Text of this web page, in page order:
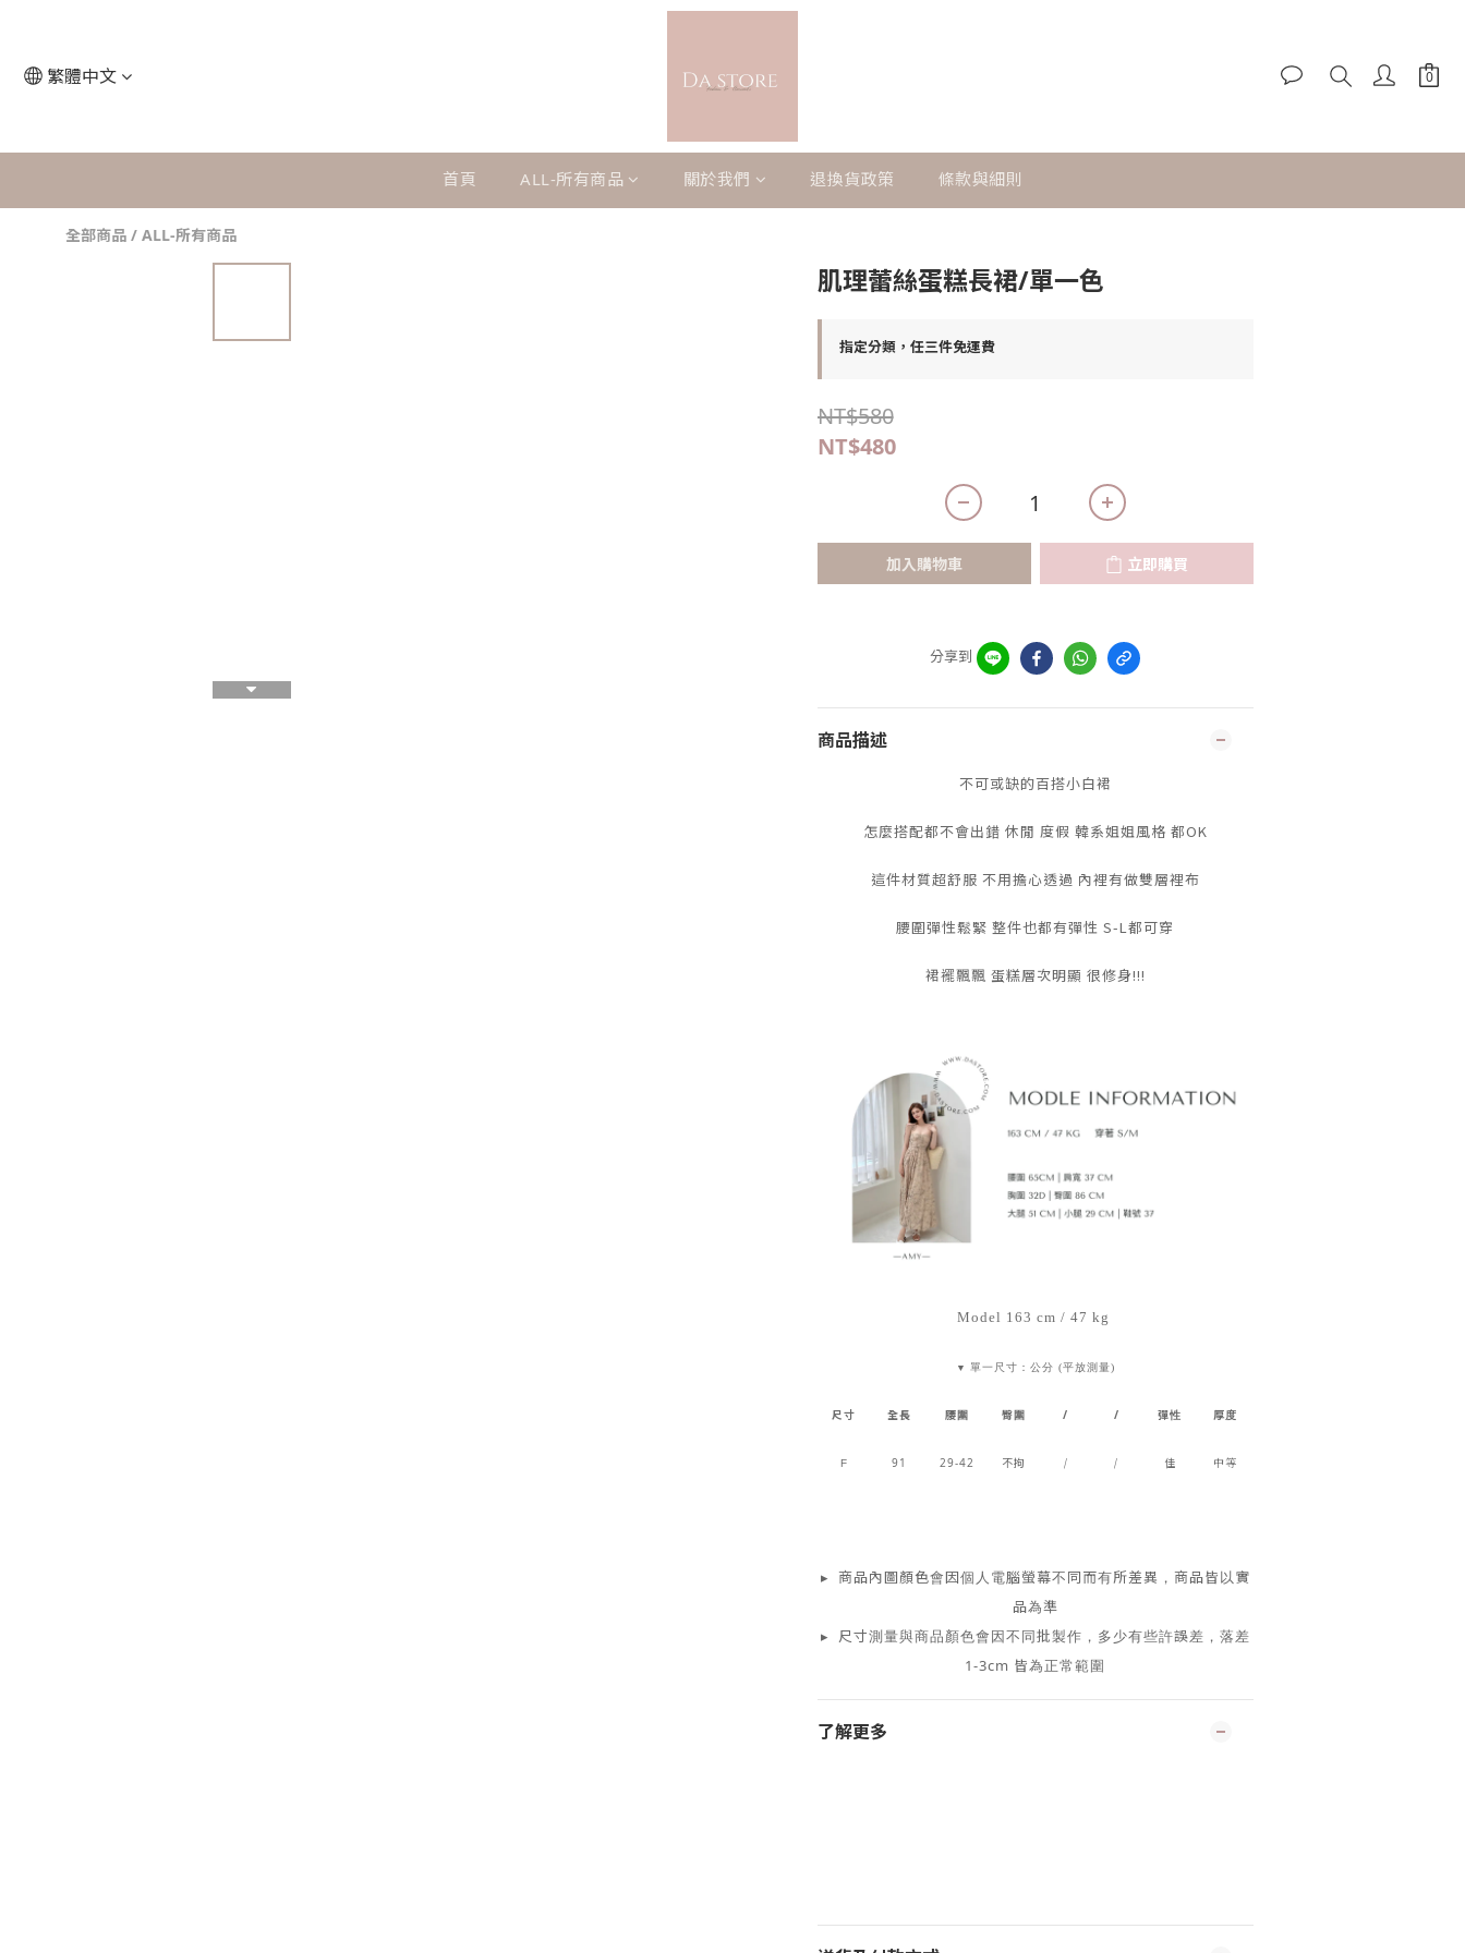
繁體中文
首頁 ALL-所有商品 關於我們 退換貨政策 條款與細則
全部商品 / ALL-所有商品
肌理蕾絲蛋糕長裙/單一色
指定分類，任三件免運費
NT$580
NT$480
加入購物車 立即購買
分享到
商品描述
不可或缺的百搭小白裙
怎麼搭配都不會出錯 休閒 度假 韓系姐姐風格 都OK
這件材質超舒服 不用擔心透過 內裡有做雙層裡布
腰圍彈性鬆緊 整件也都有彈性 S-L都可穿
裙襬飄飄 蛋糕層次明顯 很修身!!!
Model 163 cm / 47 kg
▼ 單一尺寸：公分 (平放測量)
尺寸 全長 腰圍 臀圍 / / 彈性 厚度
F 91 29-42 不拘 / / 佳 中等
▸ 商品內圖顏色會因個人電腦螢幕不同而有所差異，商品皆以實
品為準
▸ 尺寸測量與商品顏色會因不同批製作，多少有些許誤差，落差
1-3cm 皆為正常範圍
了解更多